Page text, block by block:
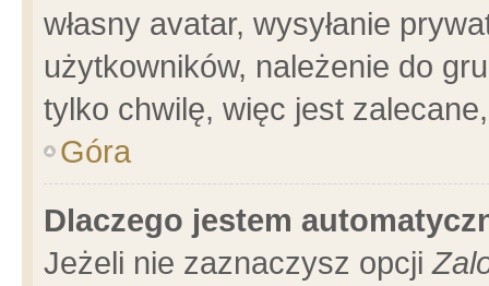
własny avatar, wysyłanie
użytkowników, należenie do
tylko chwilę, więc jest
Góra
Dlaczego jestem
Jeżeli nie zaznaczysz opcji